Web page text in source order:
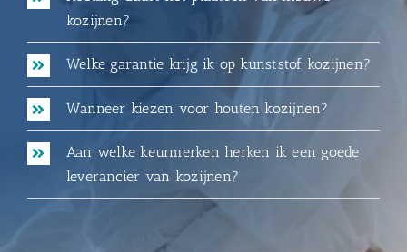
kozijnen?
Welke garantie krijg ik op kunststof kozijnen?
Wanneer kiezen voor houten kozijnen?
Aan welke keurmerken herken ik een goede
leverancier van kozijnen?